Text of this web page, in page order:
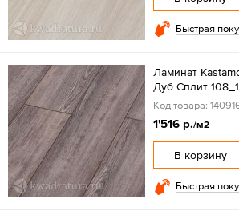
Быстрая
Ламинат
Дуб Сплит
Код товара:
1'516 р./м2
В корзину
Быстрая